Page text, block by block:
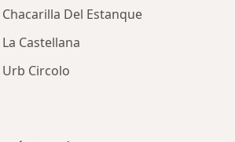
Del Estanque
Castellana
Circolo